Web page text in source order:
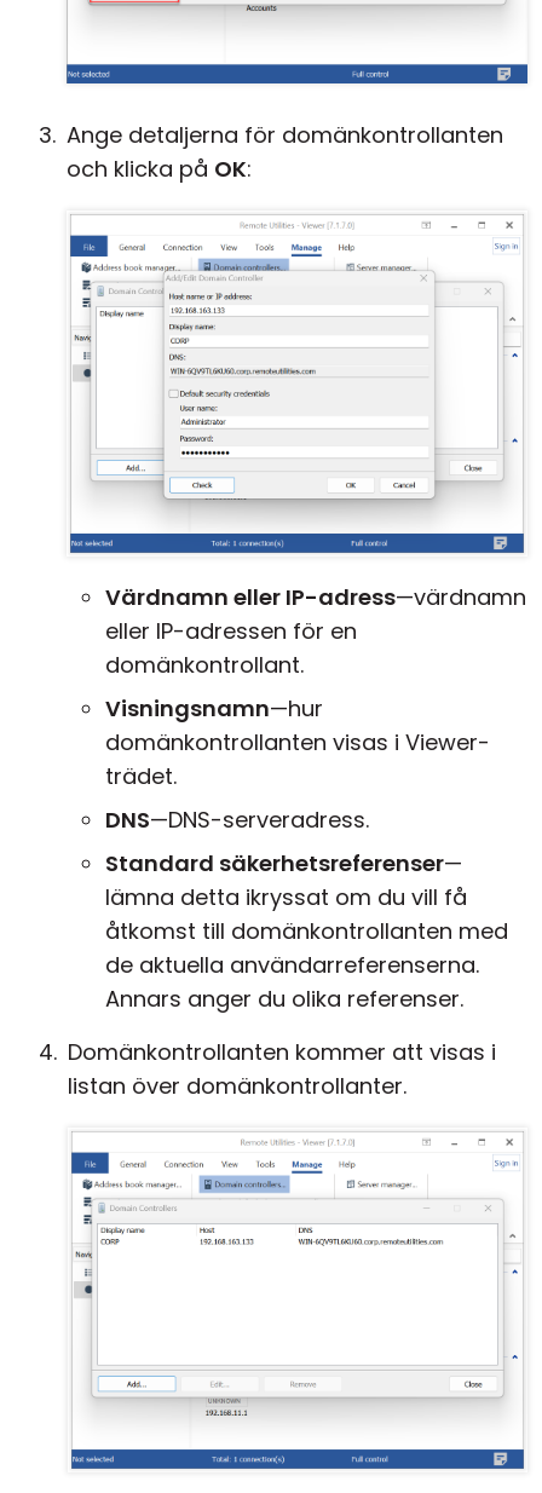
Ange detaljerna för domänkontrollanten
och klicka på OK:
Värdnamn eller IP-adress—värdnamn
eller IP-adressen för en
domänkontrollant.
Visningsnamn—hur
domänkontrollanten visas i Viewer-
trädet.
DNS—DNS-serveradress.
Standard säkerhetsreferenser—
lämna detta ikryssat om du vill få
åtkomst till domänkontrollanten med
de aktuella användarreferenserna.
Annars anger du olika referenser.
Domänkontrollanten kommer att visas i
listan över domänkontrollanter.